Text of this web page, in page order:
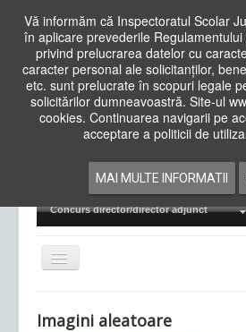
Vă informăm că Inspectoratul Scolar
în aplicare prevederile
privind prelucrarea datelor cu
caracter personal ale solicitanților,
etc. sunt prelucrate în scopuri legale
solicitărilor dumneavoastră. Site-ul
cookies. Continuarea navigarii pe
acceptare a politicii de
MAI MULTE INFORMATII
Cauta
in
siteAcasa Cadre Didactice
Examene Naționale
Concurs director/director adjunct
Comută
navigarea
Imagini aleatoare